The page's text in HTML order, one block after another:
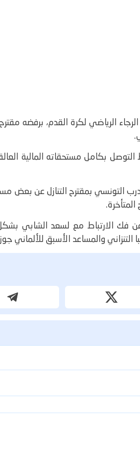
الرياضي لكرة القدم، برفضه
التوصل بكامل مستحقاته المالية
التونسي بمقترح التنازل عن بعض
فك الارتباط مع لسعد الشابي
والمساعد الأسبق للألماني